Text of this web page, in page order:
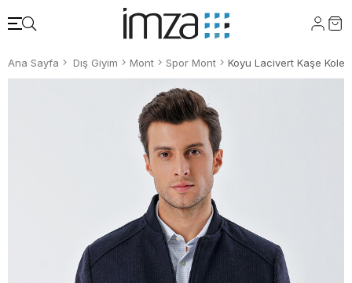
Ana Sayfa Dış Giyim Mont Spor Mont